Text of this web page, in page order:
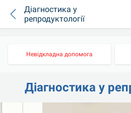
Діагностика у
репродуктології
Невідкладна допомога
Діагностика у